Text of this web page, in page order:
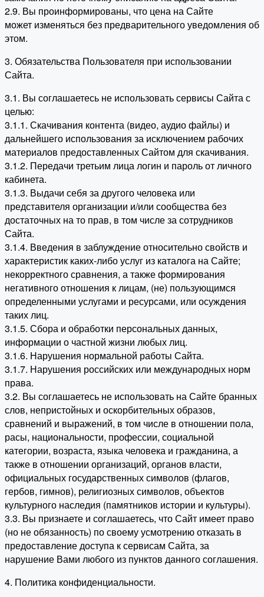
2.9. Вы проинформированы, что цена на Сайте
может изменяться без предварительного уведомления об
этом.
3. Обязательства Пользователя при использовании
Сайта.
3.1. Вы соглашаетесь не использовать сервисы Сайта с
целью:
3.1.1. Скачивания контента (видео, аудио файлы) и
дальнейшего использования за исключением рабочих
материалов предоставленных Сайтом для скачивания.
3.1.2. Передачи третьим лица логин и пароль от личного
кабинета.
3.1.3. Выдачи себя за другого человека или
представителя организации и/или сообщества без
достаточных на то прав, в том числе за сотрудников
Сайта.
3.1.4. Введения в заблуждение относительно свойств и
характеристик каких-либо услуг из каталога на Сайте;
некорректного сравнения, а также формирования
негативного отношения к лицам, (не) пользующимся
определенными услугами и ресурсами, или осуждения
таких лиц.
3.1.5. Сбора и обработки персональных данных,
информации о частной жизни любых лиц.
3.1.6. Нарушения нормальной работы Сайта.
3.1.7. Нарушения российских или международных норм
права.
3.2. Вы соглашаетесь не использовать на Сайте бранных
слов, непристойных и оскорбительных образов,
сравнений и выражений, в том числе в отношении пола,
расы, национальности, профессии, социальной
категории, возраста, языка человека и гражданина, а
также в отношении организаций, органов власти,
официальных государственных символов (флагов,
гербов, гимнов), религиозных символов, объектов
культурного наследия (памятников истории и культуры).
3.3. Вы признаете и соглашаетесь, что Сайт имеет право
(но не обязанность) по своему усмотрению отказать в
предоставление доступа к сервисам Сайта, за
нарушение Вами любого из пунктов данного соглашения.
4. Политика конфиденциальности.